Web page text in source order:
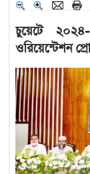
চুয়েটে ২০২৪-
ওরিয়েন্টেশন